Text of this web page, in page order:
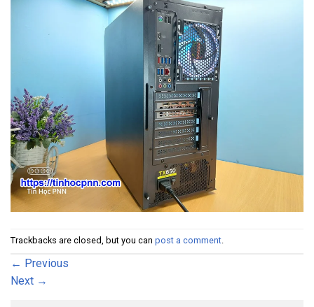
Trackbacks are closed, but you can post a comment.
← Previous
Next →